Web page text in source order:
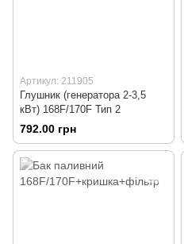
Артикул: 211905
Глушник (генератора 2-3,5
кВт) 168F/170F Тип 2
792.00 грн